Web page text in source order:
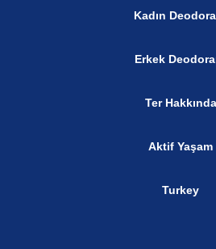
Kadın
Erkek
Ter Hakkında
Aktif Yaşam
Turkey